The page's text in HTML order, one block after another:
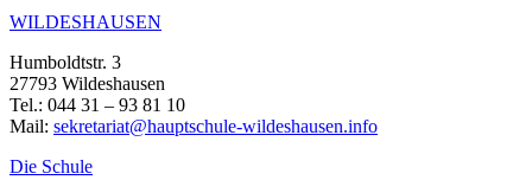
WILDESHAUSEN
Humboldtstr. 3
27793 Wildeshausen
Tel.: 044 31 – 93 81 10
Mail: sekretariat@hauptschule-wildeshausen.info
Die Schule